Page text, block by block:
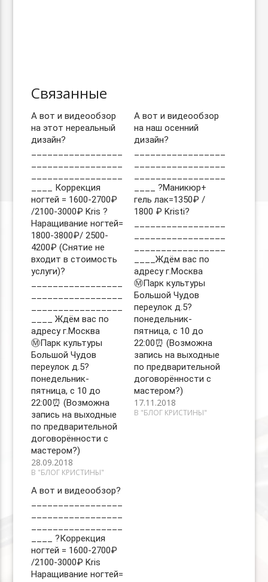
Связанные
А вот и видеообзор
на этот нереальный
дизайн?
____ Коррекция
ногтей = 1600-2700₽
/2100-3000₽ Kris ?
Наращивание ногтей=
1800-3800₽/ 2500-
4200₽ (Снятие не
входит в стоимость
услуги)?
____ Ждём вас по
адресу г.Москва
Ⓜ️Парк культуры
Большой Чудов
переулок д.5?
понедельник-
пятница, с 10 до
22:00⏰ (Возможна
запись на выходные
по предварительной
договорённости с
мастером?)
28.09.2018
В "БЛОГ КРИСТИНЫ"
А вот и видеообзор
на наш осенний
дизайн?
____ ?Маникюр+
гель лак=1350₽ /
1800 ₽ Kristi?
____Ждём вас по
адресу г.Москва
Ⓜ️Парк культуры
Большой Чудов
переулок д.5?
понедельник-
пятница, с 10 до
22:00⏰ (Возможна
запись на выходные
по предварительной
договорённости с
мастером?)
17.11.2018
В "БЛОГ КРИСТИНЫ"
А вот и видеообзор?
____ ?Коррекция
ногтей = 1600-2700₽
/2100-3000₽ Kris
Наращивание ногтей=